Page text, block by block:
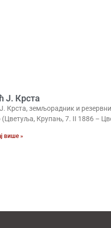
Ј. Крста
Крста, земљорадник и
(Цветуља, Крупањ, 7. II 1886 –
више »